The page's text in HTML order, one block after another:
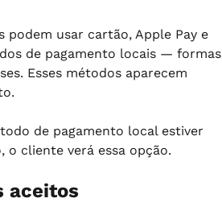
podem usar cartão, Apple Pay e
de pagamento locais — formas
Esses métodos aparecem
de pagamento local estiver
o cliente verá essa opção.
aceitos